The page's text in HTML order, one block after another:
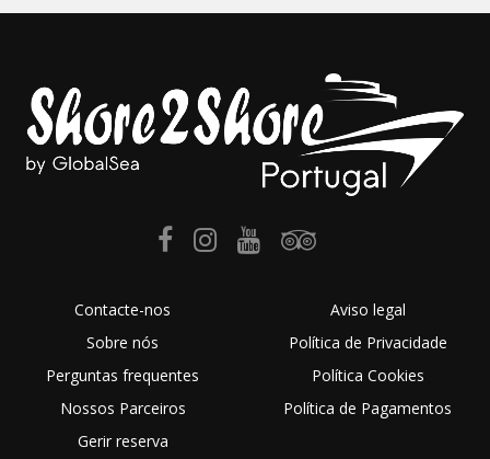
Contacte-nos
Sobre nós
Perguntas frequentes
Nossos Parceiros
Gerir reserva
Aviso legal
Política de Privacidade
Política Cookies
Política de Pagamentos